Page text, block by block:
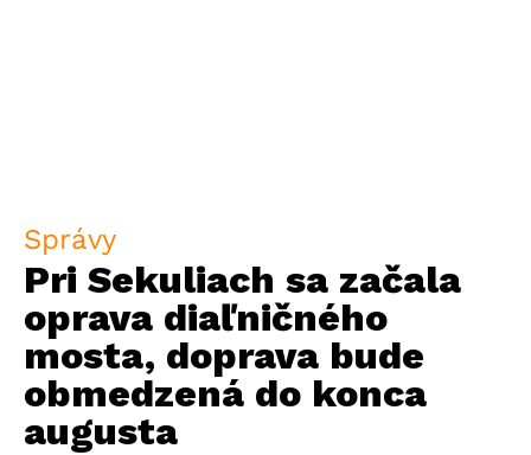
Správy
Pri Sekuliach sa začala
oprava diaľničného
mosta, doprava bude
obmedzená do konca
augusta